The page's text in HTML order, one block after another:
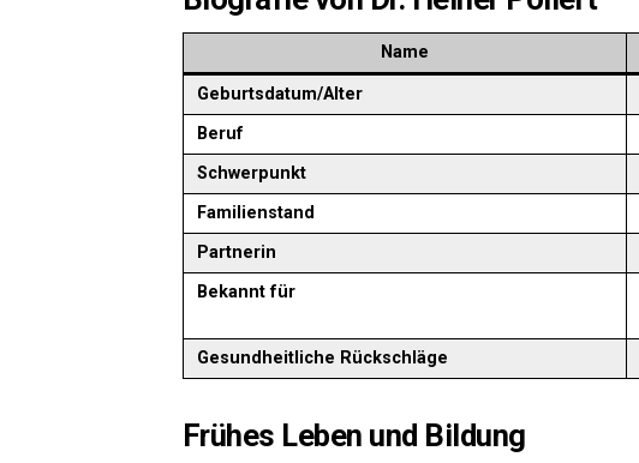
Name
Geburtsdatum/Alter
Beruf
Schwerpunkt
Familienstand
Partnerin
Bekannt für
Gesundheitliche Rückschläge
Frühes Leben und Bildung